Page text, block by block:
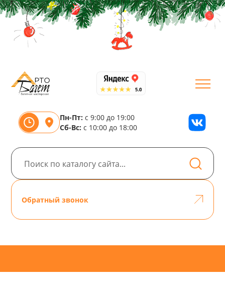
Пн-Пт: с 9:00 до 19:00
Сб-Вс: с 10:00 до 18:00
Обратный звонок